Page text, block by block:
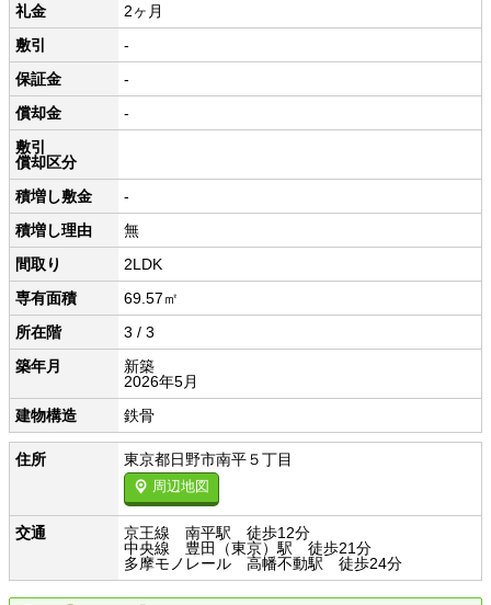
礼金
2ヶ月
敷引
-
保証金
-
償却金
-
敷引
償却区分
積増し敷金
-
積増し理由
無
間取り
2LDK
専有面積
69.57㎡
所在階
3 / 3
築年月
新築
2026年5月
建物構造
鉄骨
住所 東京都日野市南平５丁目
周辺地図
交通
京王線 南平駅 徒歩12分
中央線 豊田（東京）駅 徒歩21分
多摩モノレール 高幡不動駅 徒歩24分